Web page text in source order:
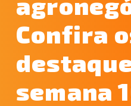
Blog
E-books
Confira
semana